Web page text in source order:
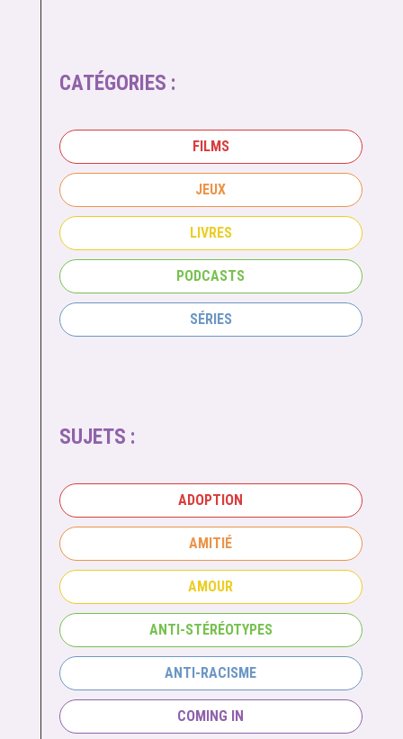
CATÉGORIES :
FILMS
JEUX
LIVRES
PODCASTS
SÉRIES
SUJETS :
ADOPTION
AMITIÉ
AMOUR
ANTI-STÉRÉOTYPES
ANTI-RACISME
COMING IN